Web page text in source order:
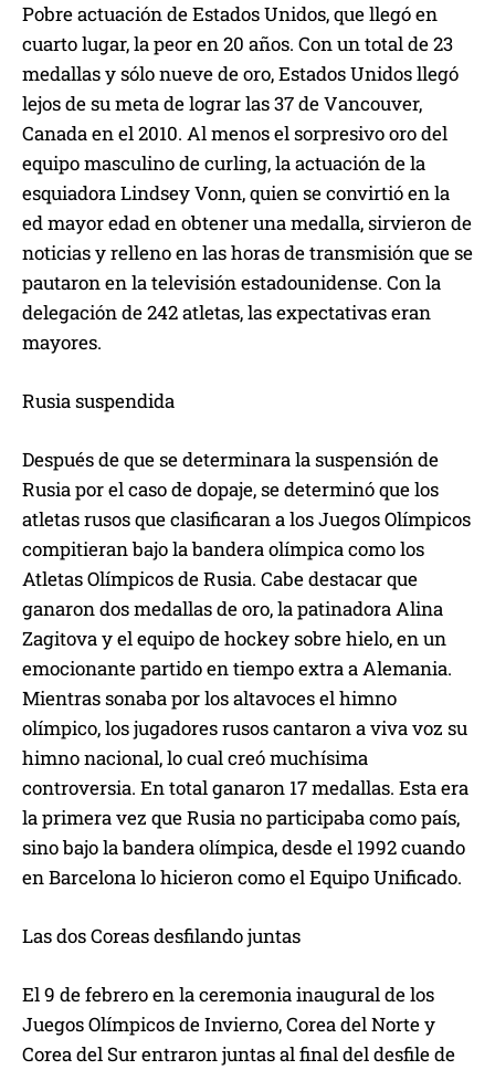
Pobre actuación de Estados Unidos, que llegó en
cuarto lugar, la peor en 20 años. Con un total de 23
medallas y sólo nueve de oro, Estados Unidos llegó
lejos de su meta de lograr las 37 de Vancouver,
Canada en el 2010. Al menos el sorpresivo oro del
equipo masculino de curling, la actuación de la
esquiadora Lindsey Vonn, quien se convirtió en la
ed mayor edad en obtener una medalla, sirvieron de
noticias y relleno en las horas de transmisión que se
pautaron en la televisión estadounidense. Con la
delegación de 242 atletas, las expectativas eran
mayores.
Rusia suspendida
Después de que se determinara la suspensión de
Rusia por el caso de dopaje, se determinó que los
atletas rusos que clasificaran a los Juegos Olímpicos
compitieran bajo la bandera olímpica como los
Atletas Olímpicos de Rusia. Cabe destacar que
ganaron dos medallas de oro, la patinadora Alina
Zagitova y el equipo de hockey sobre hielo, en un
emocionante partido en tiempo extra a Alemania.
Mientras sonaba por los altavoces el himno
olímpico, los jugadores rusos cantaron a viva voz su
himno nacional, lo cual creó muchísima
controversia. En total ganaron 17 medallas. Esta era
la primera vez que Rusia no participaba como país,
sino bajo la bandera olímpica, desde el 1992 cuando
en Barcelona lo hicieron como el Equipo Unificado.
Las dos Coreas desfilando juntas
El 9 de febrero en la ceremonia inaugural de los
Juegos Olímpicos de Invierno, Corea del Norte y
Corea del Sur entraron juntas al final del desfile de